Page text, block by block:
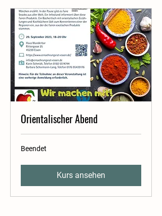
Orientalischer Abend
Beendet
Kurs ansehen